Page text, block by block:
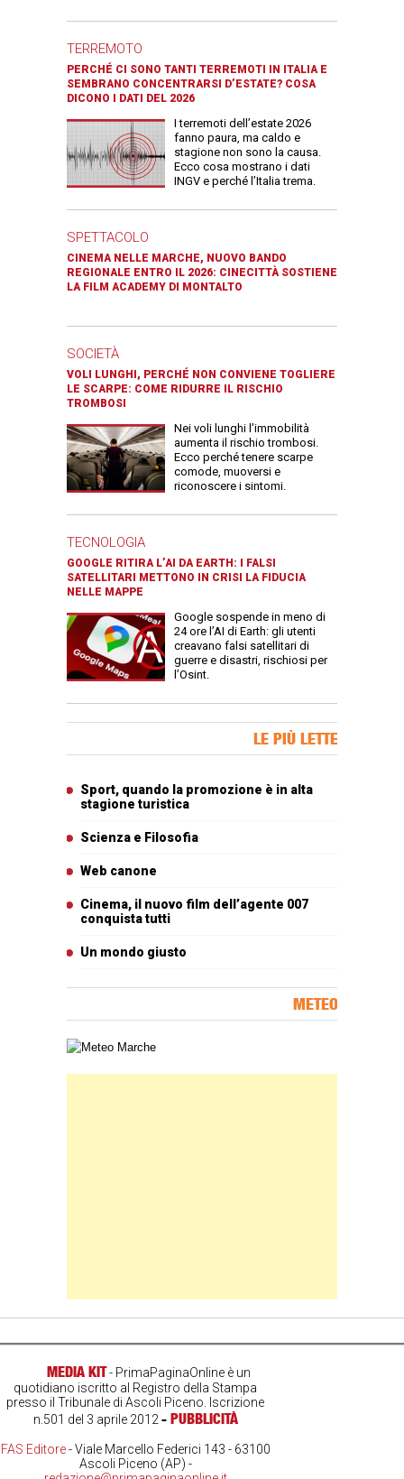
TERREMOTO
PERCHÉ CI SONO TANTI TERREMOTI IN ITALIA E
SEMBRANO CONCENTRARSI D’ESTATE? COSA
DICONO I DATI DEL 2026
I terremoti dell’estate 2026
fanno paura, ma caldo e
stagione non sono la causa.
Ecco cosa mostrano i dati
INGV e perché l’Italia trema.
SPETTACOLO
CINEMA NELLE MARCHE, NUOVO BANDO
REGIONALE ENTRO IL 2026: CINECITTÀ SOSTIENE
LA FILM ACADEMY DI MONTALTO
SOCIETÀ
VOLI LUNGHI, PERCHÉ NON CONVIENE TOGLIERE
LE SCARPE: COME RIDURRE IL RISCHIO
TROMBOSI
Nei voli lunghi l’immobilità
aumenta il rischio trombosi.
Ecco perché tenere scarpe
comode, muoversi e
riconoscere i sintomi.
TECNOLOGIA
GOOGLE RITIRA L’AI DA EARTH: I FALSI
SATELLITARI METTONO IN CRISI LA FIDUCIA
NELLE MAPPE
Google sospende in meno di
24 ore l’AI di Earth: gli utenti
creavano falsi satellitari di
guerre e disastri, rischiosi per
l’Osint.
LE PIÙ LETTE
Sport, quando la promozione è in alta
stagione turistica
Scienza e Filosofia
Web canone
Cinema, il nuovo film dell’agente 007
conquista tutti
Un mondo giusto
METEO
Carta meteorologica delle Marche
MEDIA KIT- PrimaPaginaOnline è un
quotidiano iscritto al Registro della Stampa
presso il Tribunale di Ascoli Piceno. Iscrizione
n.501 del 3 aprile 2012 - PUBBLICITÀ
FAS Editore- Viale Marcello Federici 143 - 63100
Ascoli Piceno (AP) -